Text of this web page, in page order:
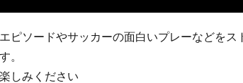
ピソードやサッカーの面白いプレーなどを
。
しみください